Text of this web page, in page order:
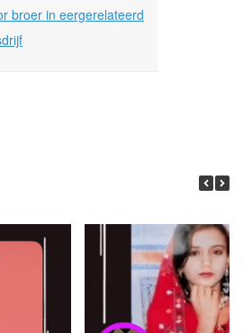
broer in eergerelateerd